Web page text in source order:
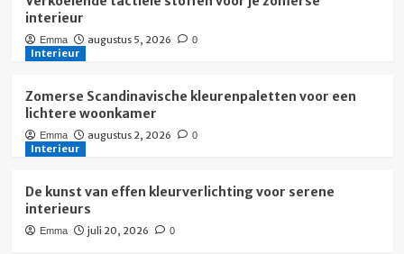
interieur
Emma augustus 5, 2026 0
Interieur
Zomerse Scandinavische kleurenpaletten voor een
lichtere woonkamer
Emma augustus 2, 2026 0
Interieur
De kunst van effen kleurverlichting voor serene
interieurs
Emma juli 20, 2026 0